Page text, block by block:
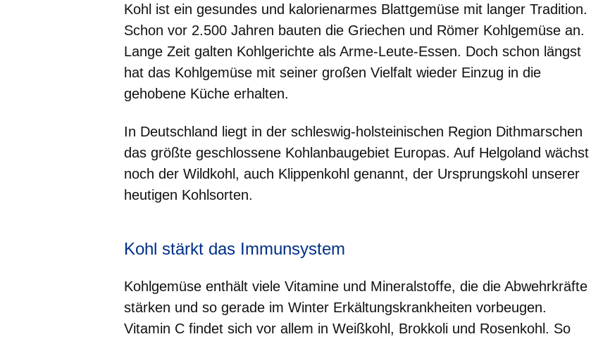
Kohl ist ein gesundes und kalorienarmes Blattgemüse mit langer Tradition.
Schon vor 2.500 Jahren bauten die Griechen und Römer Kohlgemüse an.
Lange Zeit galten Kohlgerichte als Arme-Leute-Essen. Doch schon längst
hat das Kohlgemüse mit seiner großen Vielfalt wieder Einzug in die
gehobene Küche erhalten.
In Deutschland liegt in der schleswig-holsteinischen Region Dithmarschen
das größte geschlossene Kohlanbaugebiet Europas. Auf Helgoland wächst
noch der Wildkohl, auch Klippenkohl genannt, der Ursprungskohl unserer
heutigen Kohlsorten.
Kohl stärkt das Immunsystem
Kohlgemüse enthält viele Vitamine und Mineralstoffe, die die Abwehrkräfte
stärken und so gerade im Winter Erkältungskrankheiten vorbeugen.
Vitamin C findet sich vor allem in Weißkohl, Brokkoli und Rosenkohl. So